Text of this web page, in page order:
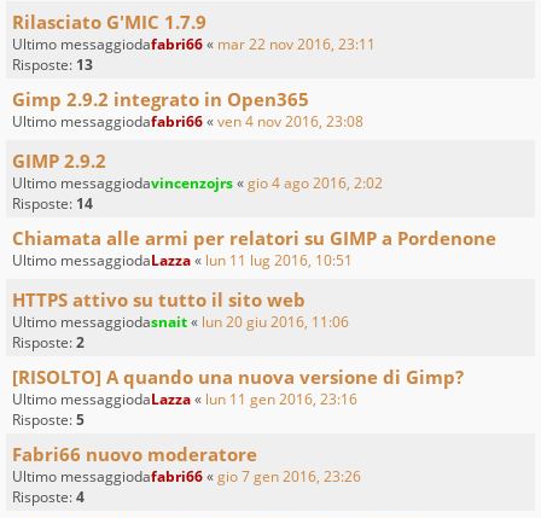
Rilasciato G'MIC 1.7.9
Ultimo messaggiodafabri66« mar 22 nov 2016, 23:11
Risposte: 13
Gimp 2.9.2 integrato in Open365
Ultimo messaggiodafabri66«ven 4 nov 2016, 23:08
GIMP 2.9.2
Ultimo messaggiodavincenzojrs«gio 4 ago 2016, 2:02
Risposte: 14
Chiamata alle armi per relatori su GIMP a Pordenone
Ultimo messaggiodaLazza« lun 11 lug 2016, 10:51
HTTPS attivo su tutto il sito web
Ultimo messaggiodasnait« lun 20 giu 2016, 11:06
Risposte:2
[RISOLTO] A quando una nuova versione di Gimp?
Ultimo messaggiodaLazza« lun 11 gen 2016, 23:16
Risposte:5
Fabri66 nuovo moderatore
Ultimo messaggiodafabri66«gio 7 gen 2016, 23:26
Risposte:4